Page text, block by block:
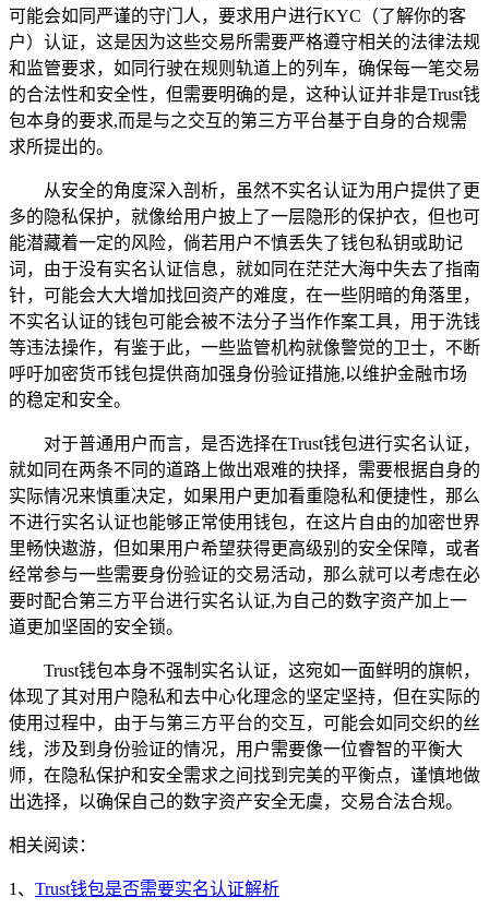
可能会如同严谨的守门人，要求用户进行KYC（了解你的客
户）认证，这是因为这些交易所需要严格遵守相关的法律法规
和监管要求，如同行驶在规则轨道上的列车，确保每一笔交易
的合法性和安全性，但需要明确的是，这种认证并非是Trust钱
包本身的要求,而是与之交互的第三方平台基于自身的合规需
求所提出的。
从安全的角度深入剖析，虽然不实名认证为用户提供了更
多的隐私保护，就像给用户披上了一层隐形的保护衣，但也可
能潜藏着一定的风险，倘若用户不慎丢失了钱包私钥或助记
词，由于没有实名认证信息，就如同在茫茫大海中失去了指南
针，可能会大大增加找回资产的难度，在一些阴暗的角落里，
不实名认证的钱包可能会被不法分子当作作案工具，用于洗钱
等违法操作，有鉴于此，一些监管机构就像警觉的卫士，不断
呼吁加密货币钱包提供商加强身份验证措施,以维护金融市场
的稳定和安全。
对于普通用户而言，是否选择在Trust钱包进行实名认证，
就如同在两条不同的道路上做出艰难的抉择，需要根据自身的
实际情况来慎重决定，如果用户更加看重隐私和便捷性，那么
不进行实名认证也能够正常使用钱包，在这片自由的加密世界
里畅快遨游，但如果用户希望获得更高级别的安全保障，或者
经常参与一些需要身份验证的交易活动，那么就可以考虑在必
要时配合第三方平台进行实名认证,为自己的数字资产加上一
道更加坚固的安全锁。
Trust钱包本身不强制实名认证，这宛如一面鲜明的旗帜，
体现了其对用户隐私和去中心化理念的坚定坚持，但在实际的
使用过程中，由于与第三方平台的交互，可能会如同交织的丝
线，涉及到身份验证的情况，用户需要像一位睿智的平衡大
师，在隐私保护和安全需求之间找到完美的平衡点，谨慎地做
出选择，以确保自己的数字资产安全无虞，交易合法合规。
相关阅读：
1、 Trust钱包是否需要实名认证解析